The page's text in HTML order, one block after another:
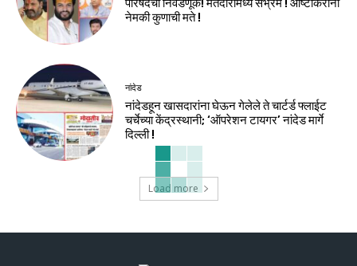
परिषदेची निवडणूक! मतदारांमध्ये संभ्रम ! आष्टीकरांना
नेमकी कुणाची मते !
नांदेड
नांदेडहून खासदारांना घेऊन गेलेले ते चार्टर्ड फ्लाईट
चर्चेच्या केंद्रस्थानी; ‘ऑपरेशन टायगर’ नांदेड मार्गे
दिल्ली !
Load more